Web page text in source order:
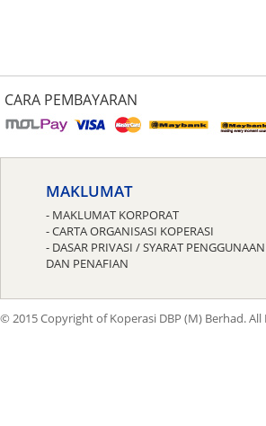
CARA PEMBAYARAN
MAKLUMAT
- MAKLUMAT KORPORAT
- CARTA ORGANISASI KOPERASI
- DASAR PRIVASI / SYARAT PENGGUNAAN
DAN PENAFIAN
© 2015 Copyright of Koperasi DBP (M) Berhad. All